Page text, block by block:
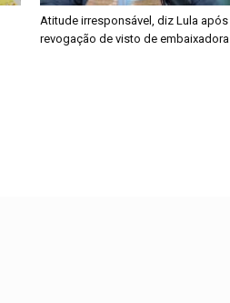
Atitude irresponsável, diz Lula após
revogação de visto de embaixadora